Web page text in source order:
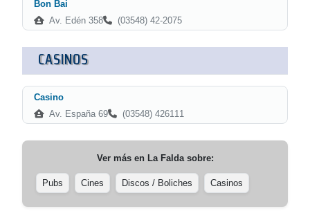
Bon Bai
Av. Edén 358
(03548) 42-2075
CASINOS
Casino
Av. España 69
(03548) 426111
Ver más en La Faldasobre:
Pubs Cines Discos / Boliches Casinos